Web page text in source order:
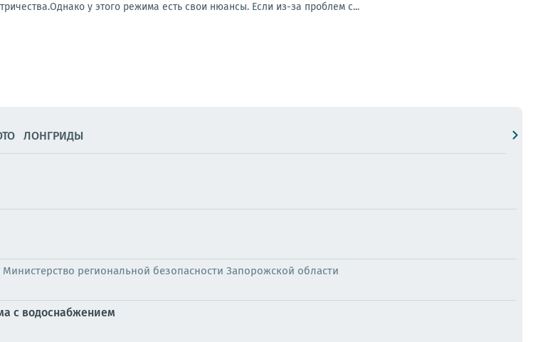
у этого режима есть свои нюансы. Если из-за проблем с...
ЛОНГРИДЫ
Министерство региональной безопасности Запорожской области
с водоснабжением